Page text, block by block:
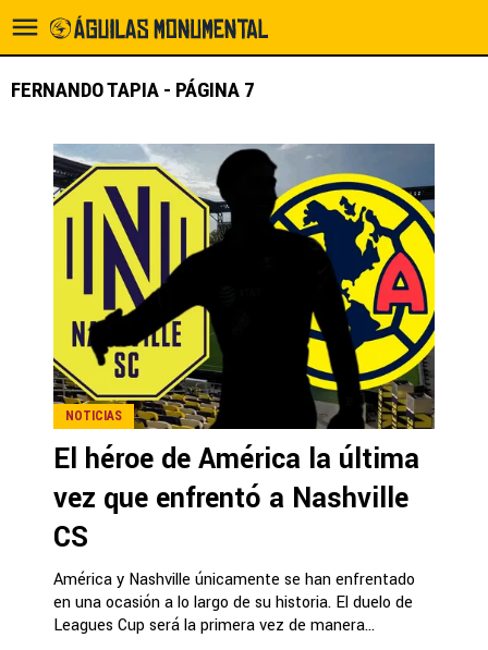
FERNANDO TAPIA - PÁGINA 7
NOTICIAS
El héroe de América la última
vez que enfrentó a Nashville
CS
América y Nashville únicamente se han enfrentado
en una ocasión a lo largo de su historia. El duelo de
Leagues Cup será la primera vez de manera...